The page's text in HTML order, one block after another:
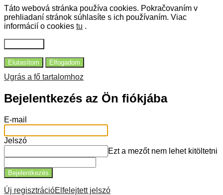
Táto webová stránka používa cookies. Pokračovaním v
prehliadaní stránok súhlasíte s ich používaním. Viac
informácií o cookies tu .
Elutasítom Elfogadom
Ugrás a fő tartalomhoz
Bejelentkezés az Ön fiókjába
E-mail
Jelszó
Ezt a mezőt nem lehet kitöltetni
Bejelentkezés
Új regisztrációElfelejtett jelszó